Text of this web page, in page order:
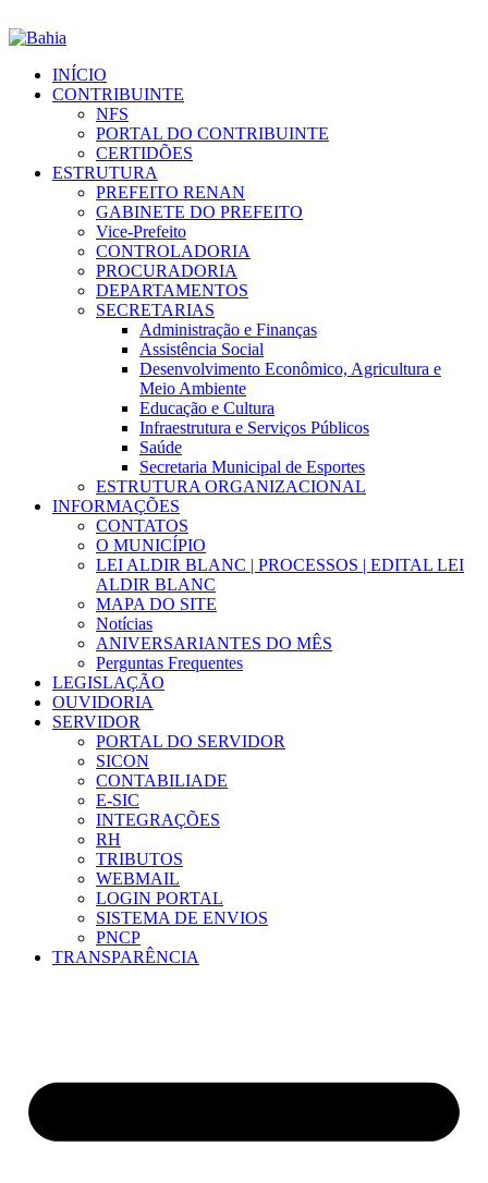
INÍCIO
CONTRIBUINTE
NFS
PORTAL DO CONTRIBUINTE
CERTIDÕES
ESTRUTURA
PREFEITO RENAN
GABINETE DO PREFEITO
Vice-Prefeito
CONTROLADORIA
PROCURADORIA
DEPARTAMENTOS
SECRETARIAS
Administração e Finanças
Assistência Social
Desenvolvimento Econômico, Agricultura e
Meio Ambiente
Educação e Cultura
Infraestrutura e Serviços Públicos
Saúde
Secretaria Municipal de Esportes
ESTRUTURA ORGANIZACIONAL
INFORMAÇÕES
CONTATOS
O MUNICÍPIO
LEI ALDIR BLANC | PROCESSOS | EDITAL LEI
ALDIR BLANC
MAPA DO SITE
Notícias
ANIVERSARIANTES DO MÊS
Perguntas Frequentes
LEGISLAÇÃO
OUVIDORIA
SERVIDOR
PORTAL DO SERVIDOR
SICON
CONTABILIADE
E-SIC
INTEGRAÇÕES
RH
TRIBUTOS
WEBMAIL
LOGIN PORTAL
SISTEMA DE ENVIOS
PNCP
TRANSPARÊNCIA